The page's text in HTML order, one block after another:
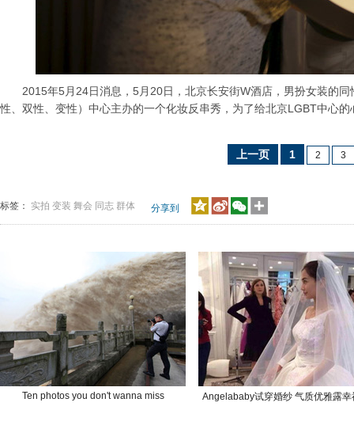
2015年5月24日消息，5月20日，北京长安街W酒店，男扮女装的同
性、双性、变性）中心主办的一个化妆反串秀，为了给北京LGBT中心
上一页 1 2 3
标签： 实拍 变装 舞会 同志 群体 分享到
Ten photos you don't wanna miss Angelababy试穿婚纱 气质优雅露幸